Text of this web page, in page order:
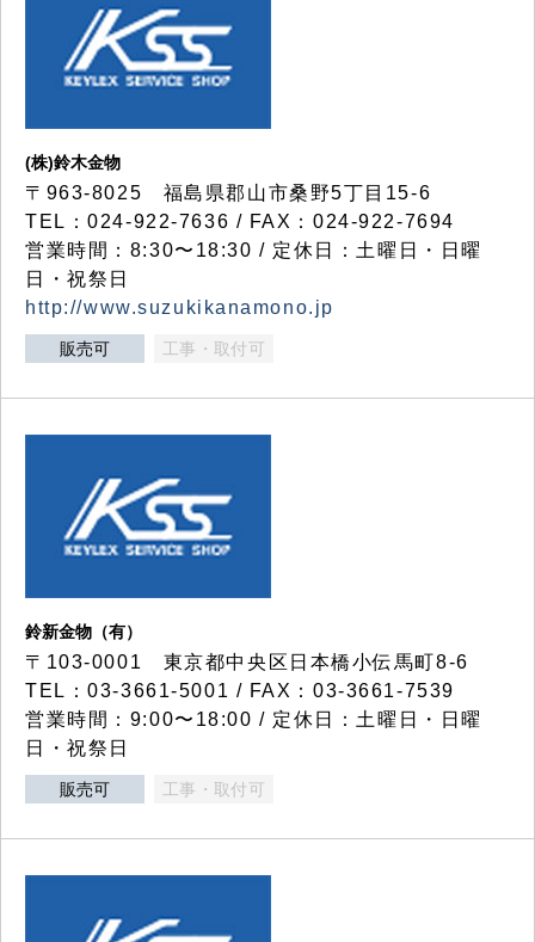
(株)鈴木金物
〒963-8025 福島県郡山市桑野5丁目15-6
TEL：024-922-7636 / FAX：024-922-7694
営業時間：8:30〜18:30 / 定休日：土曜日・日曜
日・祝祭日
http://www.suzukikanamono.jp
販売可 工事・取付可
鈴新金物（有）
〒103-0001 東京都中央区日本橋小伝馬町8-6
TEL：03-3661-5001 / FAX：03-3661-7539
営業時間：9:00〜18:00 / 定休日：土曜日・日曜
日・祝祭日
販売可 工事・取付可